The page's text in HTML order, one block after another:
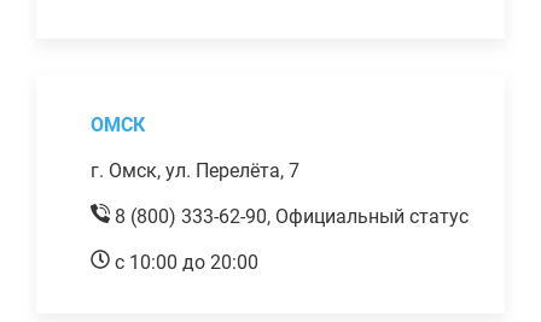
ОМСК
г. Омск, ул. Перелёта, 7
8 (800) 333-62-90, Официальный статус
с 10:00 до 20:00